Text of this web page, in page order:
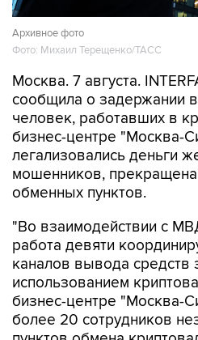
Архивное фото
Фото: Михаил Терещенко/ТАСС
Москва. 7 августа.
сообщила о задержании
человек, работавших в
бизнес-центре "Москва-
легализовались деньги
мошенников, прекращена
обменных пунктов.
"Во взаимодействии с
работа девяти
каналов вывода средств
использованием
бизнес-центре "Москва-
более 20 сотрудников